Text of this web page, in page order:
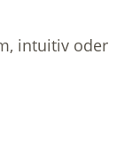
intuitiv oder